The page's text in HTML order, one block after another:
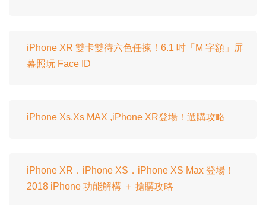
iPhone XR 雙卡雙待六色任揀！6.1 吋「M 字額」屏
幕照玩 Face ID
iPhone Xs,Xs MAX ,iPhone XR登場！選購攻略
iPhone XR．iPhone XS．iPhone XS Max 登場！
2018 iPhone 功能解構 ＋ 搶購攻略